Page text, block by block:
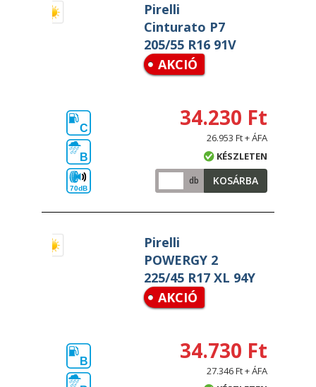
Pirelli
Cinturato P7
205/55 R16 91V
AKCIÓ
C
B
70dB
34.230 Ft
26.953 Ft + ÁFA
KÉSZLETEN
db KOSÁRBA
Pirelli
POWERGY 2
225/45 R17 XL 94Y
AKCIÓ
B 34.730 Ft
27.346 Ft + ÁFA